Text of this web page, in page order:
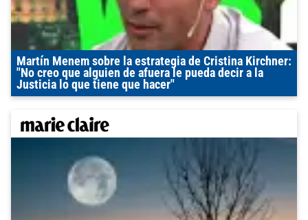
Martín Menem sobre la estrategia de Cristina Kirchner:
"No creo que alguien de afuera le pueda decir a la
Justicia lo que tiene que hacer"